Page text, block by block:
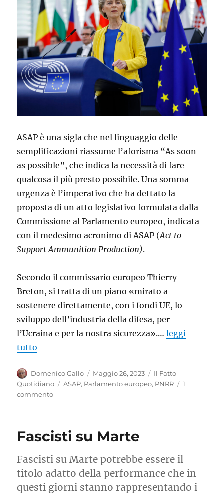
ASAP è una sigla che nel linguaggio delle
semplificazioni riassume l’aforisma “As soon
as possible”, che indica la necessità di fare
qualcosa il più presto possibile. Una somma
urgenza è l’imperativo che ha dettato la
proposta di un atto legislativo formulata dalla
Commissione al Parlamento europeo, indicata
con il medesimo acronimo di ASAP (Act to
Support Ammunition Production).
Secondo il commissario europeo Thierry
Breton, si tratta di un piano «mirato a
sostenere direttamente, con i fondi UE, lo
sviluppo dell’industria della difesa, per
l’Ucraina e per la nostra sicurezza».…leggi
tutto
Autore
Domenico Gallo
Pubblicato
il
Maggio 26, 2023 Categorie
Il Fatto
Quotidiano
Tag
ASAP, Parlamento europeo, PNRR
1
commentosu
costui?
Fascisti su Marte
Fascisti su Marte potrebbe essere il
titolo adatto della performance che in
questi giorni stanno rappresentando i